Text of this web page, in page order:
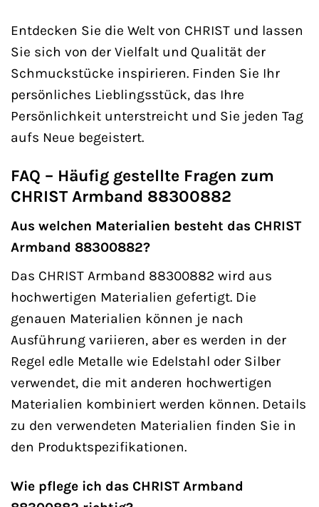
Entdecken Sie die Welt von CHRIST und lassen
Sie sich von der Vielfalt und Qualität der
Schmuckstücke inspirieren. Finden Sie Ihr
persönliches Lieblingsstück, das Ihre
Persönlichkeit unterstreicht und Sie jeden Tag
aufs Neue begeistert.
FAQ – Häufig gestellte Fragen zum
CHRIST Armband 88300882
Aus welchen Materialien besteht das CHRIST
Armband 88300882?
Das CHRIST Armband 88300882 wird aus
hochwertigen Materialien gefertigt. Die
genauen Materialien können je nach
Ausführung variieren, aber es werden in der
Regel edle Metalle wie Edelstahl oder Silber
verwendet, die mit anderen hochwertigen
Materialien kombiniert werden können. Details
zu den verwendeten Materialien finden Sie in
den Produktspezifikationen.
Wie pflege ich das CHRIST Armband